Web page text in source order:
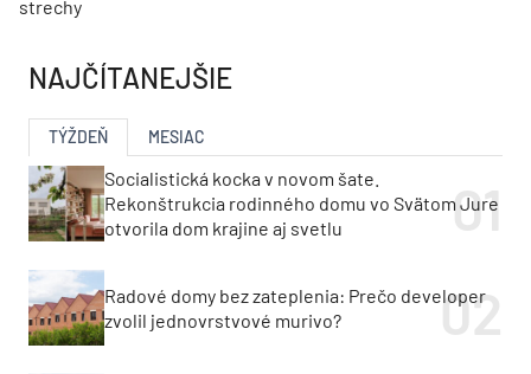
strechy
NAJČÍTANEJŠIE
TÝŽDEŇ MESIAC
Socialistická kocka v novom šate.
Rekonštrukcia rodinného domu vo Svätom Jure
otvorila dom krajine aj svetlu
Radové domy bez zateplenia: Prečo developer
zvolil jednovrstvové murivo?